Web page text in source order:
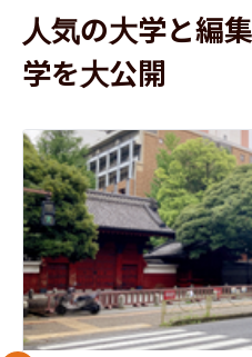
人気の大学と編
学を大公開